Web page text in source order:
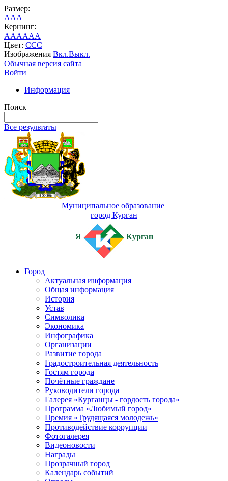
Размер:
AAA
Кернинг:
AAAAAA
Цвет: CCC
Изображения Вкл.Выкл.
Обычная версия сайта
Войти
Информация
Поиск
Все результаты
Муниципальное образование
город Курган
Я Курган
Город
Актуальная информация
Общая информация
История
Устав
Символика
Экономика
Инфографика
Организации
Развитие города
Градостроительная деятельность
Гостям города
Почётные граждане
Руководители города
Галерея «Курганцы - гордость города»
Программа «Любимый город»
Премия «Трудящаяся молодежь»
Противодействие коррупции
Фотогалерея
Видеоновости
Награды
Прозрачный город
Календарь событий